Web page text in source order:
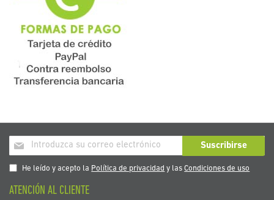
Inscríbase
a
nuestro
de
Suscribirse
He leído y acepto la Política de privacidad y lasCondiciones de uso
ATENCIÓN AL CLIENTE